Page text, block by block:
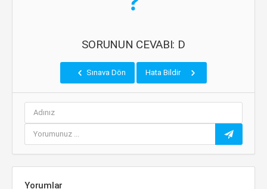
SORUNUN CEVABI: D
Sınava Dön Hata Bildir
Yorumlar